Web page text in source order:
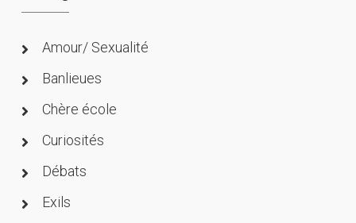
Amour/ Sexualité
Banlieues
Chère école
Curiosités
Débats
Exils